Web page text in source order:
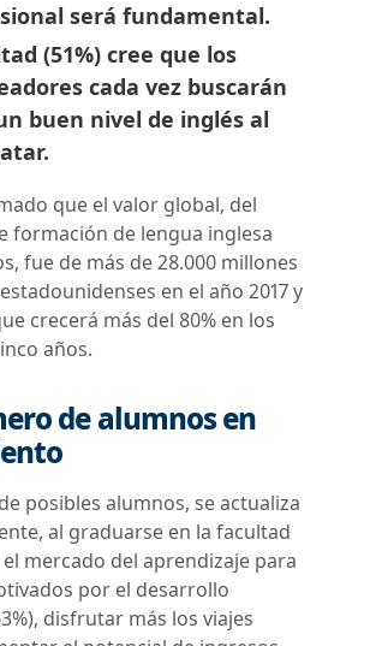
será fundamental.
(51%) cree que los
cada vez buscarán
buen nivel de inglés al
que el valor global, del
formación de lengua inglesa
fue de más de 28.000 millones
en el año 2017 y
crecerá más del 80% en los
años.
de alumnos en
posibles alumnos, se actualiza
al graduarse en la facultad
mercado del aprendizaje para
por el desarrollo
disfrutar más los viajes